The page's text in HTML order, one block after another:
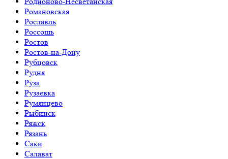
Романовская
Рославль
Россошь
Ростов
Ростов-на-Дону
Рубцовск
Рудня
Руза
Рузаевка
Румянцево
Рыбинск
Ряжск
Рязань
Саки
Салават